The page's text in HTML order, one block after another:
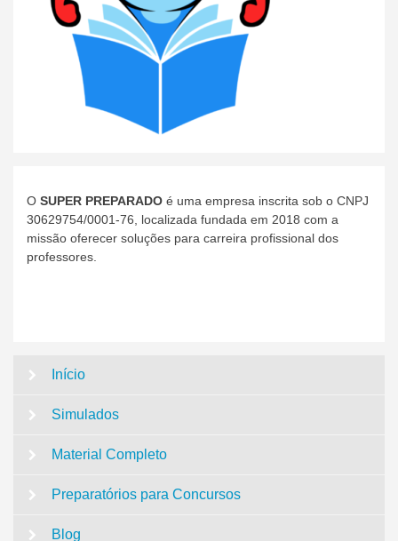
O SUPER PREPARADO é uma empresa inscrita sob o CNPJ
30629754/0001-76, localizada fundada em 2018 com a
missão oferecer soluções para carreira profissional dos
professores.
Início
Simulados
Material Completo
Preparatórios para Concursos
Blog